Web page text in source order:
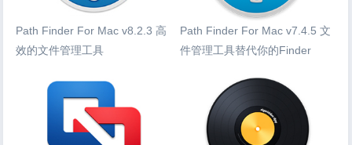
Path Finder For Mac v8.2.3 高
效的文件管理工具
Path Finder For Mac v7.4.5 文
件管理工具替代你的Finder